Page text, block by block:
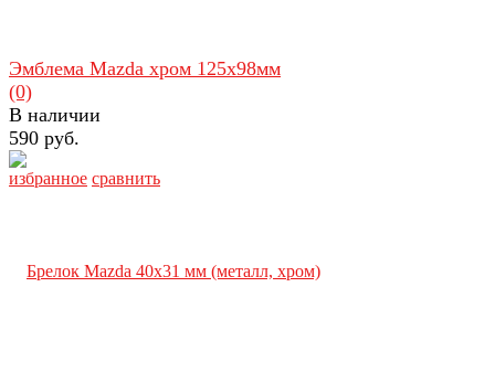
избранное сравнить
Эмблема Mazda хром 125х98мм
(0)
В наличии
590 руб.